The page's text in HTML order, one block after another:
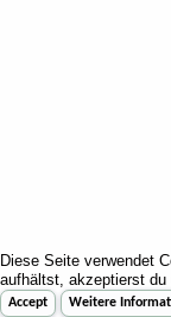
Diese Seite verwendet
aufhältst, akzeptierst
Accept Weitere